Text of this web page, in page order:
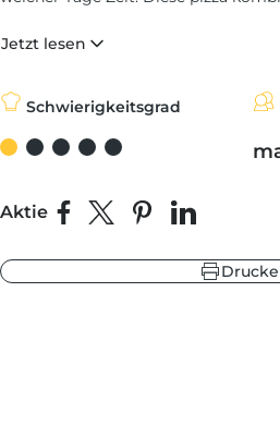
und Tomaten – ein wahres morgen
sollte.
Jetzt lesen
Schwierigkeitsgrad
Aktie Auf Facebook teilen
Teilen auf X
Auf Pinterest
Auf LinkedIn